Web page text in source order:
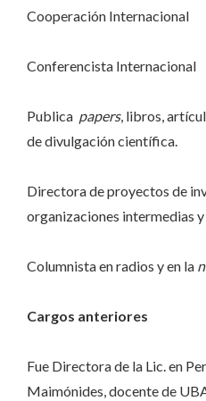
Cooperación Internacional
Conferencista Internacional
Publica papers, libros,
de divulgación científica.
Directora de proyectos de
organizaciones intermedias
Columnista en radios y en la
Cargos anteriores
Fue Directora de la Lic. en
Maimónides, docente de